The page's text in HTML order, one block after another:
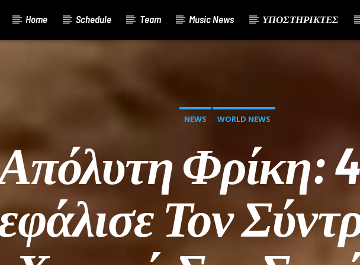
Home Schedule Team Music News ΥΠΟΣΤΗΡΙΚΤΕΣ
NEWS WORLD NEWS
Φρίκη:
Τον